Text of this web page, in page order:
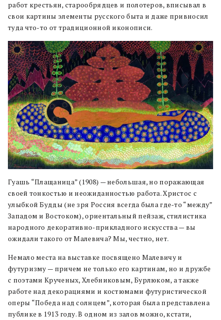
работ крестьян, старообрядцев и полотеров, вписывал в
свои картины элементы русского быта и даже привносил
туда что-то от традиционной иконописи.
Гуашь “Плащаница” (1908) — небольшая, но поражающая
своей тонкостью и неожиданностью работа. Христос с
улыбкой Будды (не зря Россия всегда была где-то “между”
Западом и Востоком), ориентальный пейзаж, стилистика
народного декоративно-прикладного искусства — вы
ожидали такого от Малевича? Мы, честно, нет.
Немало места на выставке посвящено Малевичу и
футуризму — причем не только его картинам, но и дружбе
с поэтами Крученых, Хлебниковым, Бурлюком, а также
работе над декорациями и костюмами футуристической
оперы “Победа над солнцем”, которая была представлена
публике в 1913 году. В одном из залов можно, кстати,